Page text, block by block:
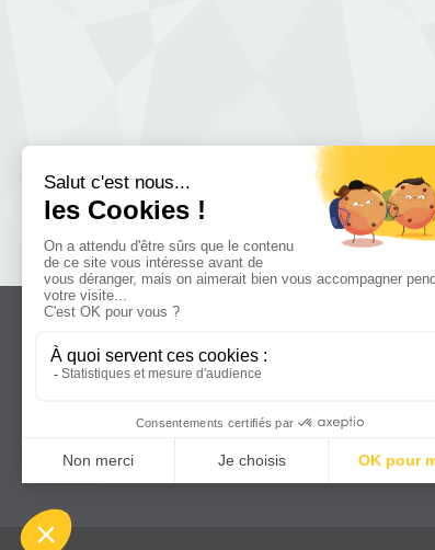
Accès rapide
Accueil
Newsletter